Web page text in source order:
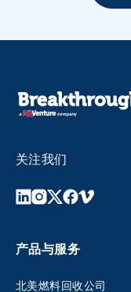
关注我们
产品与服务
北美燃料回收公司